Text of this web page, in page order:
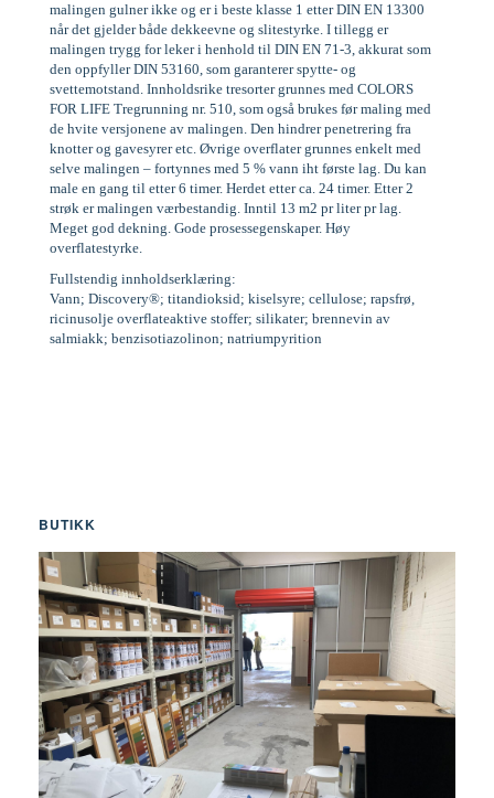
malingen gulner ikke og er i beste klasse 1 etter DIN EN 13300
når det gjelder både dekkeevne og slitestyrke. I tillegg er
malingen trygg for leker i henhold til DIN EN 71-3, akkurat som
den oppfyller DIN 53160, som garanterer spytte- og
svettemotstand. Innholdsrike tresorter grunnes med COLORS
FOR LIFE Tregrunning nr. 510, som også brukes før maling med
de hvite versjonene av malingen. Den hindrer penetrering fra
knotter og gavesyrer etc. Øvrige overflater grunnes enkelt med
selve malingen – fortynnes med 5 % vann iht første lag. Du kan
male en gang til etter 6 timer. Herdet etter ca. 24 timer. Etter 2
strøk er malingen værbestandig. Inntil 13 m2 pr liter pr lag.
Meget god dekning. Gode prosessegenskaper. Høy
overflatestyrke.
Fullstendig innholdserklæring:
Vann; Discovery®; titandioksid; kiselsyre; cellulose; rapsfrø,
ricinusolje overflateaktive stoffer; silikater; brennevin av
salmiakk; benzisotiazolinon; natriumpyrition
BUTIKK